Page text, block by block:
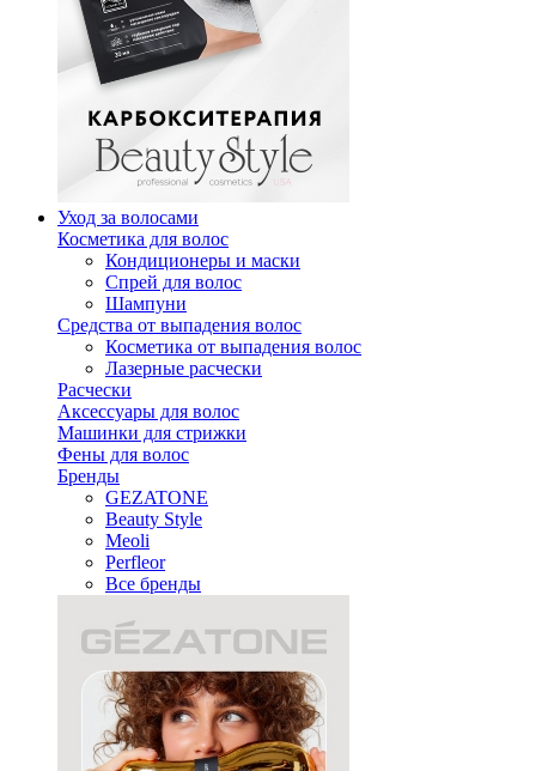
Уход за волосами
Косметика для волос
Кондиционеры и маски
Спрей для волос
Шампуни
Средства от выпадения волос
Косметика от выпадения волос
Лазерные расчески
Расчески
Аксессуары для волос
Машинки для стрижки
Фены для волос
Бренды
GEZATONE
Beauty Style
Meoli
Perfleor
Все бренды